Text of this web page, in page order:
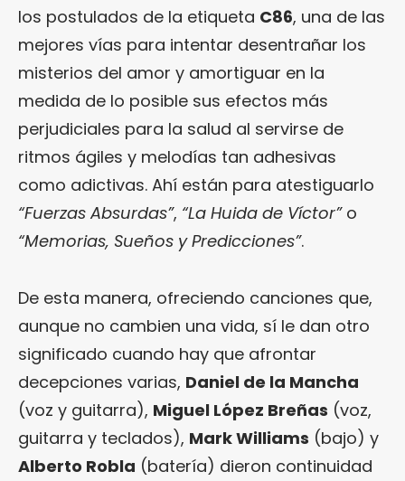
los postulados de la etiqueta C86, una de las
mejores vías para intentar desentrañar los
misterios del amor y amortiguar en la
medida de lo posible sus efectos más
perjudiciales para la salud al servirse de
ritmos ágiles y melodías tan adhesivas
como adictivas. Ahí están para atestiguarlo
“Fuerzas Absurdas”, “La Huida de Víctor”o
“Memorias, Sueños y Predicciones”.
De esta manera, ofreciendo canciones que,
aunque no cambien una vida, sí le dan otro
significado cuando hay que afrontar
decepciones varias, Daniel de la Mancha
(voz y guitarra), Miguel López Breñas (voz,
guitarra y teclados), Mark Williams (bajo) y
Alberto Robla (batería) dieron continuidad